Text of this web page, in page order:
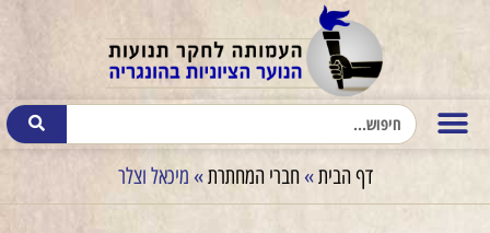
דף הבית»חברי המחתרת» מיכאל וצלר